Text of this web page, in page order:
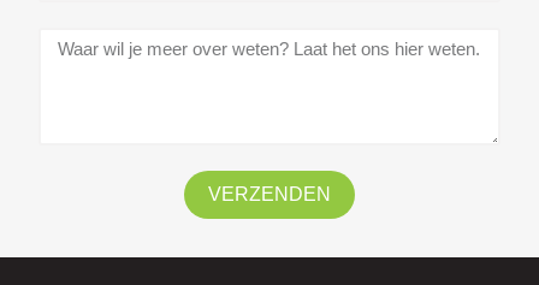
VERZENDEN